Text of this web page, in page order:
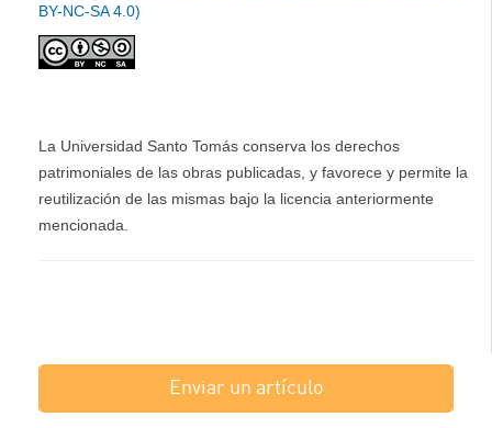
BY-NC-SA 4.0)
La Universidad Santo Tomás conserva los derechos
patrimoniales de las obras publicadas, y favorece y permite la
reutilización de las mismas bajo la licencia anteriormente
mencionada.
Enviar un artículo